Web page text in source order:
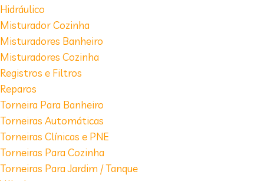
Hidráulico
Misturador Cozinha
Misturadores Banheiro
Misturadores Cozinha
Registros e Filtros
Reparos
Torneira Para Banheiro
Torneiras Automáticas
Torneiras Clínicas e PNE
Torneiras Para Cozinha
Torneiras Para Jardim / Tanque